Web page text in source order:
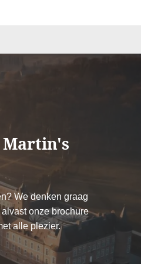
Martin's
We denken graag
onze brochure
alle plezier.
*:
ontvangen met
wil graag e-mails ontvangen met
Exclusieve
aanbiedingen